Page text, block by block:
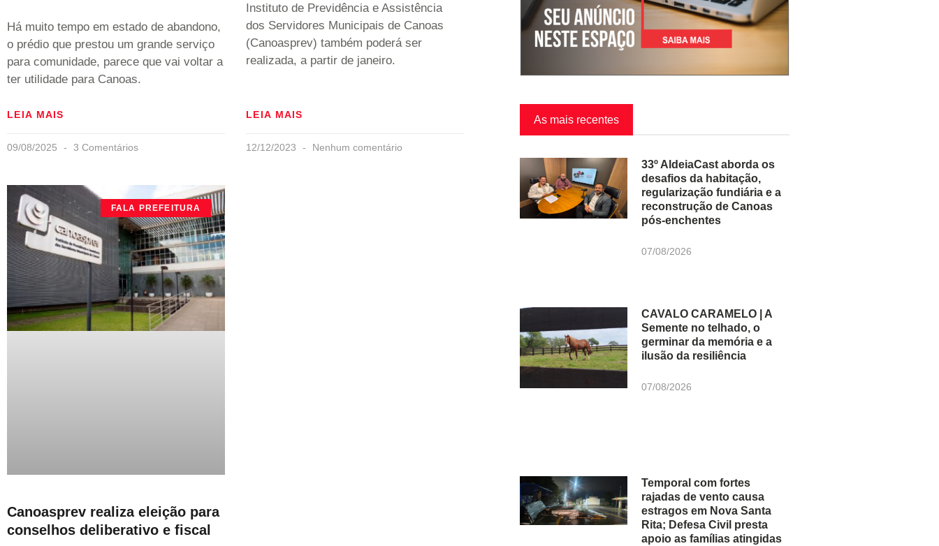
Há muito tempo em estado de abandono,
o prédio que prestou um grande serviço
para comunidade, parece que vai voltar a
ter utilidade para Canoas.
LEIA MAIS
09/08/2025 3 Comentários
Instituto de Previdência e Assistência
dos Servidores Municipais de Canoas
(Canoasprev) também poderá ser
realizada, a partir de janeiro.
LEIA MAIS
12/12/2023 Nenhum comentário
FALA PREFEITURA
Canoasprev realiza eleição para
conselhos deliberativo e fiscal
As mais recentes
33º AldeiaCast aborda os
desafios da habitação,
regularização fundiária e a
reconstrução de Canoas
pós-enchentes
07/08/2026
CAVALO CARAMELO | A
Semente no telhado, o
germinar da memória e a
ilusão da resiliência
07/08/2026
Temporal com fortes
rajadas de vento causa
estragos em Nova Santa
Rita; Defesa Civil presta
apoio as famílias atingidas